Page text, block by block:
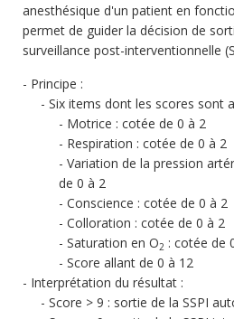
anesthésique d'un patient en
permet de guider la décision de
surveillance post-interventionnelle
Principe :
Six items dont les scores sont
Motrice : cotée de 0 à 2
Respiration : cotée de 0 à 2
Variation de la pression
de 0 à 2
Conscience : cotée de 0 à 2
Colloration : cotée de 0 à 2
Saturation en O2 : cotée de
Score allant de 0 à 12
Interprétation du résultat :
Score > 9 : sortie de la SSPI